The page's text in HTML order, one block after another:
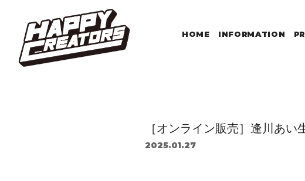
HOME INFORMATION
［オンライン販売］逢川あ
2025.01.27